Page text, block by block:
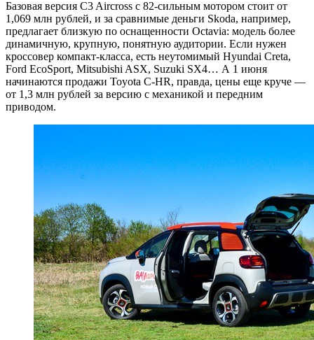
Базовая версия C3 Aircross с 82-сильным мотором стоит от
1,069 млн рублей, и за сравнимые деньги Skoda, например,
предлагает близкую по оснащенности Octavia: модель более
динамичную, крупную, понятную аудитории. Если нужен
кроссовер компакт-класса, есть неутомимый Hyundai Creta,
Ford EcoSport, Mitsubishi ASX, Suzuki SX4… А 1 июня
начинаются продажи Toyota C-HR, правда, цены еще круче —
от 1,3 млн рублей за версию с механикой и передним
приводом.